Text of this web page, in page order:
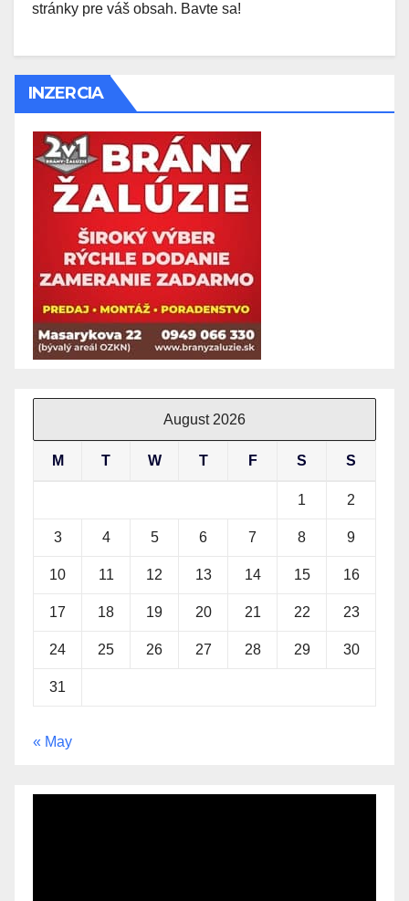
stránky pre váš obsah. Bavte sa!
INZERCIA
August 2026
M T W T F S S
1 2
3 4 5 6 7 8 9
10 11 12 13 14 15 16
17 18 19 20 21 22 23
24 25 26 27 28 29 30
31
« May